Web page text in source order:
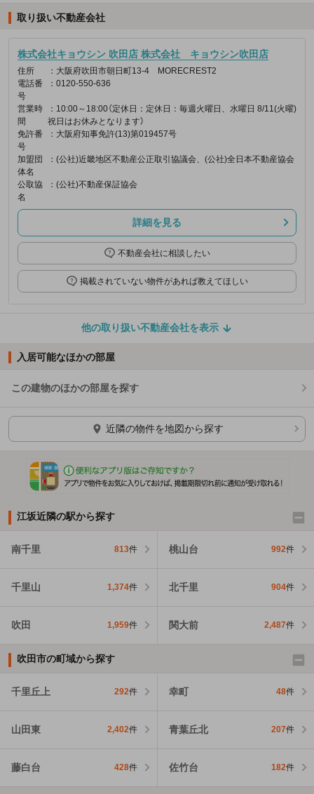
取り扱い不動産会社
株式会社キョウシン 吹田店 株式会社 キョウシン吹田店
住所
：大阪府吹田市朝日町13-4 MORECREST2
電話番
号
：0120-550-636
営業時
間
：10:00～18:00（定休日：定休日：毎週火曜日、水曜日 8/11(火曜)
祝日はお休みとなります）
免許番
号
：大阪府知事免許(13)第019457号
加盟団
体名
：(公社)近畿地区不動産公正取引協議会、(公社)全日本不動産協会
公取協
名
：(公社)不動産保証協会
詳細を見る
不動産会社に相談したい
掲載されていない物件があれば教えてほしい
他の取り扱い不動産会社を表示
入居可能なほかの部屋
この建物のほかの部屋を探す
ほかの部屋を検索中…
近隣の物件を地図から探す
江坂近隣の駅から探す
南千里 813件 桃山台 992件
千里山 1,374件 北千里 904件
吹田 1,959件 関大前 2,487件
吹田市の町域から探す
千里丘上 292件 幸町 48件
山田東 2,402件 青葉丘北 207件
藤白台 428件 佐竹台 182件